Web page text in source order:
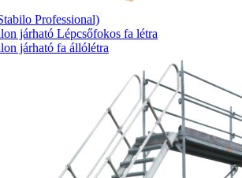
Professional)
járható Lépcsőfokos fa létra
járható fa állólétra